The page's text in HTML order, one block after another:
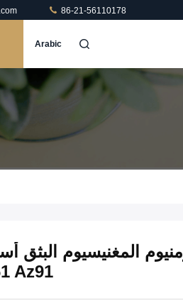
86-21-56110178
Arabic
المغنيسيوم البثق
Az91